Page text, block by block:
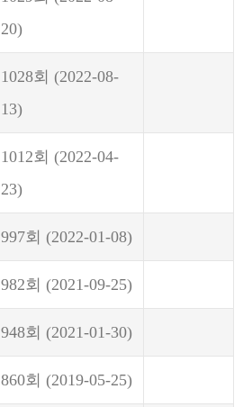
20)
1028회 (2022-08-
13)
1012회 (2022-04-
23)
997회 (2022-01-08)
982회 (2021-09-25)
948회 (2021-01-30)
860회 (2019-05-25)